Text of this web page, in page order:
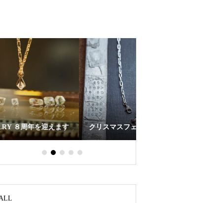
リスマスフェア